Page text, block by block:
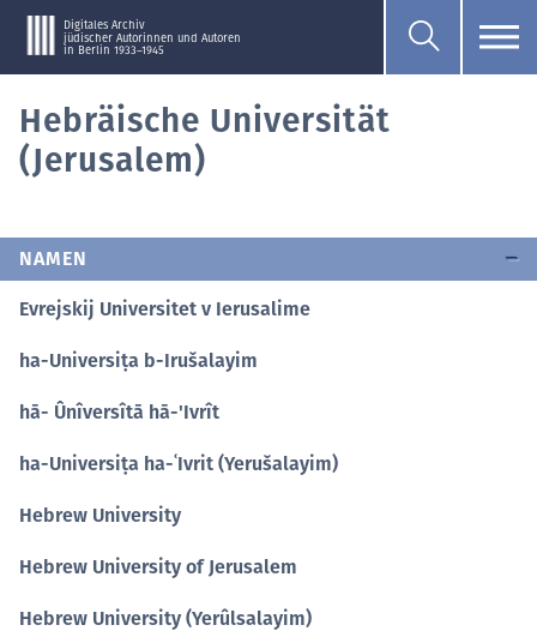
Digitales Archiv
jüdischer Autorinnen und Autoren
in Berlin 1933–1945
Hebräische Universität
(Jerusalem)
NAMEN
Evrejskij Universitet v Ierusalime
ha-Universiṭa b-Irušalayim
hā- Ûnîversîtā hā-'Ivrît
ha-Universiṭa ha-ʿIvrit (Yerušalayim)
Hebrew University
Hebrew University of Jerusalem
Hebrew University (Yerûlsalayim)